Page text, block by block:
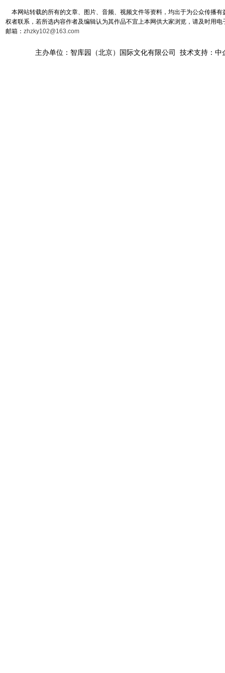
本网站转载的所有的文章、图片、音频、视频文件等资料，均出于为公众传播
权者联系，若所选内容作者及编辑认为其作品不宜上本网供大家浏览，请及时用
邮箱： zhzky102@163.com
主办单位：智库园（北京）国际文化有限公司 技术支持：